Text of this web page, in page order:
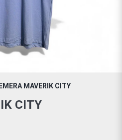
MAVERIK CITY
CITY